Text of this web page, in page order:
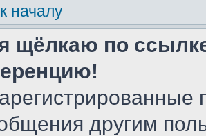
началу
щёлкаю по
другим